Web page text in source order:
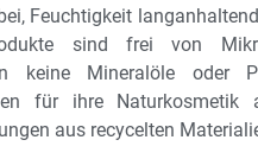
Feuchtigkeit
sind frei von
keine Mineralöle oder
für ihre Naturkosmetik
aus recycelten